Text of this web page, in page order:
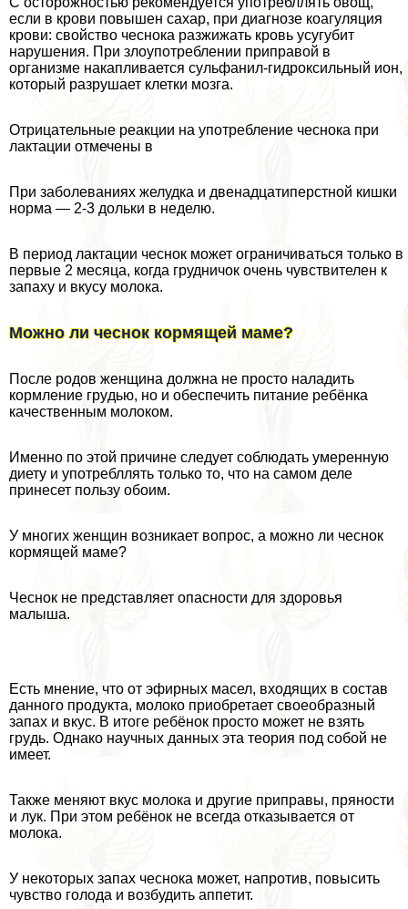
если в крови повышен сахар, при диагнозе коагуляция
крови: свойство чеснока разжижать кровь усугубит
нарушения. При злоупотрeблении приправой в
организме накапливается сульфанил-гидроксильный ион,
который разрушает клетки мозга.
Отрицательные реакции на употрeбление чеснока при
лактации отмечены в
При заболеваниях желудка и двенадцатиперстной кишки
норма — 2-3 дольки в неделю.
В период лактации чеснок может ограничиваться только в
первые 2 месяца, когда грудничок очень чувствителен к
запаху и вкусу молока.
Можно ли чеснок кормящей маме?
После родов женщина должна не просто наладить
кормление гpyдью, но и обеспечить питание ребёнка
качественным молоком.
Именно по этой причине следует соблюдать умеренную
диету и употрeбллять только то, что на самом деле
принесет пользу обоим.
У многих женщин возникает вопрос, а можно ли чеснок
кормящей маме?
Чеснок не представляет опасности для здоровья
малыша.
Есть мнение, что от эфирных масел, входящих в состав
данного продукта, молоко приобретает своеобразный
запах и вкус. В итоге ребёнок просто может не взять
гpyдь. Однако научных данных эта теория под собой не
имеет.
Также меняют вкус молока и другие приправы, пряности
и лук. При этом ребёнок не всегда отказывается от
молока.
У некоторых запах чеснока может, напротив, повысить
чувство голода и возбудить аппетит.